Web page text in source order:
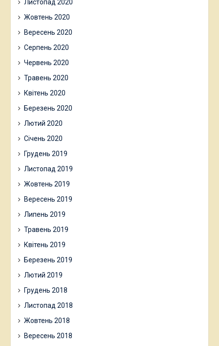
Листопад 2020
Жовтень 2020
Вересень 2020
Серпень 2020
Червень 2020
Травень 2020
Квітень 2020
Березень 2020
Лютий 2020
Січень 2020
Грудень 2019
Листопад 2019
Жовтень 2019
Вересень 2019
Липень 2019
Травень 2019
Квітень 2019
Березень 2019
Лютий 2019
Грудень 2018
Листопад 2018
Жовтень 2018
Вересень 2018